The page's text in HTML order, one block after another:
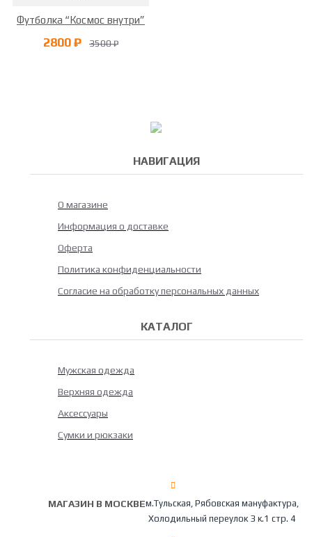
Футболка “Космос внутри”
2800 ₽ 3500 ₽
НАВИГАЦИЯ
О магазине
Информация о доставке
Оферта
Политика конфиденциальности
Согласие на обработку персональных данных
КАТАЛОГ
Мужская одежда
Верхняя одежда
Аксессуары
Сумки и рюкзаки
МАГАЗИН В МОСКВЕм.Тульская, Рябовская мануфактура,
Холодильный переулок 3 к.1 стр. 4